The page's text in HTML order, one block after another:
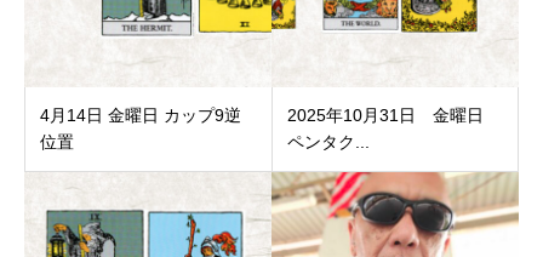
4月14日 金曜日 カップ9逆
位置
2025年10月31日 金曜日
ペンタク...